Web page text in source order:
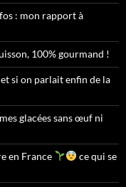
: mon rapport à
100% gourmand !
si on parlait enfin de la
glacées sans œuf ni
en France
ce qui se